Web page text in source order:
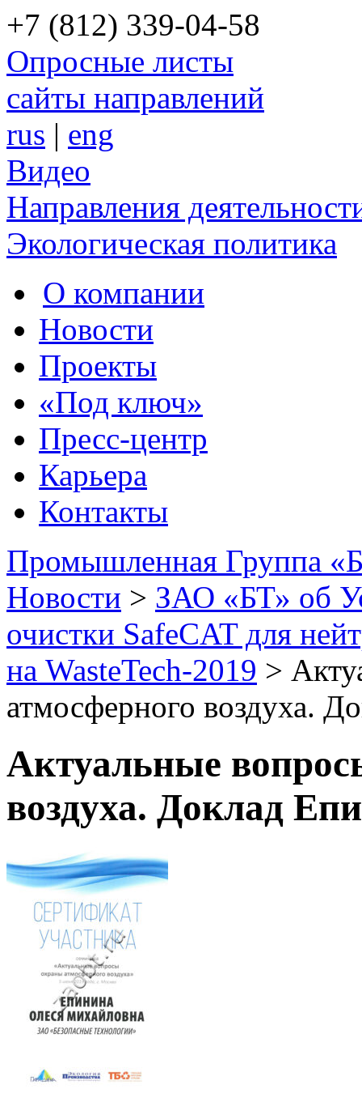
+7 (812) 339-04-58
Опросные листы
сайты направлений
rus | eng
Видео
Направления
Экологическая политика
О компании
Новости
Проекты
«Под ключ»
Пресс-центр
Карьера
Контакты
Промышленная Группа
Новости > ЗАО «БТ» об
очистки SafeCAT для
на WasteTech-2019 >
атмосферного воздуха.
Актуальные
воздуха. Доклад